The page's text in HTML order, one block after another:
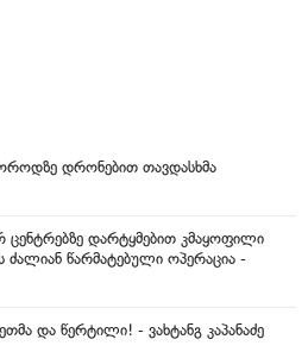
დრონებით თავდასხმა
დარტყმებით კმაყოფილი
ძალიან წარმატებული ოპერაცია -
და წერტილი! - ვახტანგ კაპანაძე